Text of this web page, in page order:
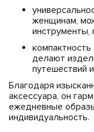
женщинам,
инструменты,
делают
путешествий
Благодаря
аксессуара, он
ежедневные
индивидуальность.